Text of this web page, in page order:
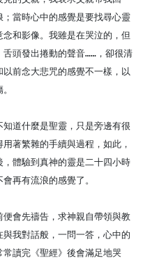
當時心中的感覺是要找尋心靈
和影像。我雖是在哭泣的，但
頭發出捲動的聲音……，卻很清
前念大悲咒的感覺不一樣，以
道什麼是聖靈，只是旁邊有很
著繁雜的手續與過程，如此，
體驗到真神的靈是二十四小時
再有流浪的感覺了。
會先禱告，求神親自帶領與教
我對話般，一問一答，心中的
讀完《聖經》後會滿足地哭